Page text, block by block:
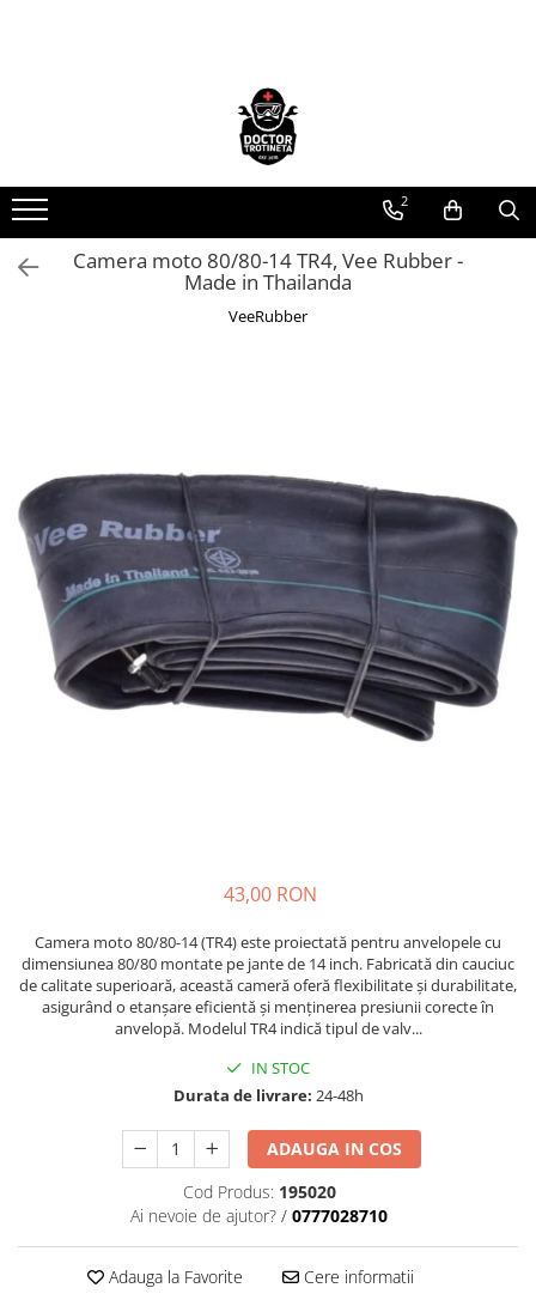
Piese de schimb
https://www.doctortrotineta.ro/electrica
Acceleratie
Kit complet
Contact cu cheie
https://www.doctortrotineta.ro/frane
Discuri frana
Placute de frana
Manete de frana
Etrieri
https://www.doctortrotineta.ro/lumini
Cauciucuri
https://www.doctortrotineta.ro/camere-
de-aer
cauciucuri-bicicleta
Camere bicicleta
Cauciuc tubeless cu GEL antipană
Accesorii
2
Camera moto 80/80-14 TR4, Vee Rubber -
Made in Thailanda
VeeRubber
43,00 RON
Camera moto 80/80-14 (TR4) este proiectată pentru anvelopele cu
dimensiunea 80/80 montate pe jante de 14 inch. Fabricată din cauciuc
de calitate superioară, această cameră oferă flexibilitate și durabilitate,
asigurând o etanșare eficientă și menținerea presiunii corecte în
anvelopă. Modelul TR4 indică tipul de valv...
IN STOC
Durata de livrare: 24-48h
ADAUGA IN COS
Cod Produs: 195020
Ai nevoie de ajutor? / 0777028710
Adauga la Favorite Cere informatii